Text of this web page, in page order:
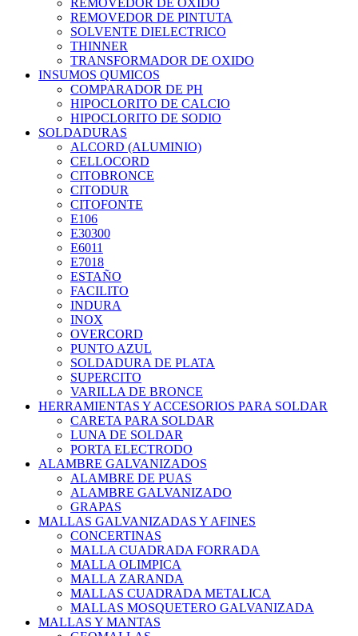
REMOVEDOR DE OXIDO
REMOVEDOR DE PINTUTA
SOLVENTE DIELECTRICO
THINNER
TRANSFORMADOR DE OXIDO
INSUMOS QUMICOS
COMPARADOR DE PH
HIPOCLORITO DE CALCIO
HIPOCLORITO DE SODIO
SOLDADURAS
ALCORD (ALUMINIO)
CELLOCORD
CITOBRONCE
CITODUR
CITOFONTE
E106
E30300
E6011
E7018
ESTAÑO
FACILITO
INDURA
INOX
OVERCORD
PUNTO AZUL
SOLDADURA DE PLATA
SUPERCITO
VARILLA DE BRONCE
HERRAMIENTAS Y ACCESORIOS PARA SOLDAR
CARETA PARA SOLDAR
LUNA DE SOLDAR
PORTA ELECTRODO
ALAMBRE GALVANIZADOS
ALAMBRE DE PUAS
ALAMBRE GALVANIZADO
GRAPAS
MALLAS GALVANIZADAS Y AFINES
CONCERTINAS
MALLA CUADRADA FORRADA
MALLA OLIMPICA
MALLA ZARANDA
MALLAS CUADRADA METALICA
MALLAS MOSQUETERO GALVANIZADA
MALLAS Y MANTAS